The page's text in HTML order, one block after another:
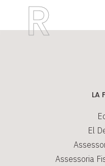
LA
El
Assessoria